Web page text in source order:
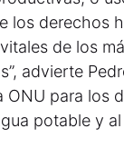
los derechos
de los
advierte
ONU para los
potable y